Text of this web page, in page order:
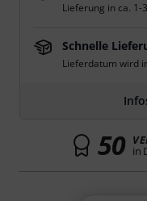
Lieferung in ca. 1-
Schnelle
Lieferdatum wird
50 in